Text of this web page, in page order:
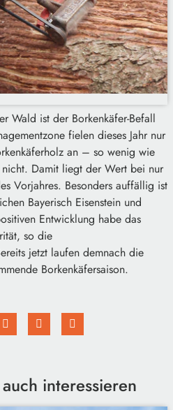
Wald ist der Borkenkäfer-Befall
fielen dieses Jahr nur
an – so wenig wie
nicht. Damit liegt der Wert bei nur
Vorjahres. Besonders auffällig ist
Bayerisch Eisenstein und
Entwicklung habe das
so die
jetzt laufen demnach die
Borkenkäfersaison.
interessieren